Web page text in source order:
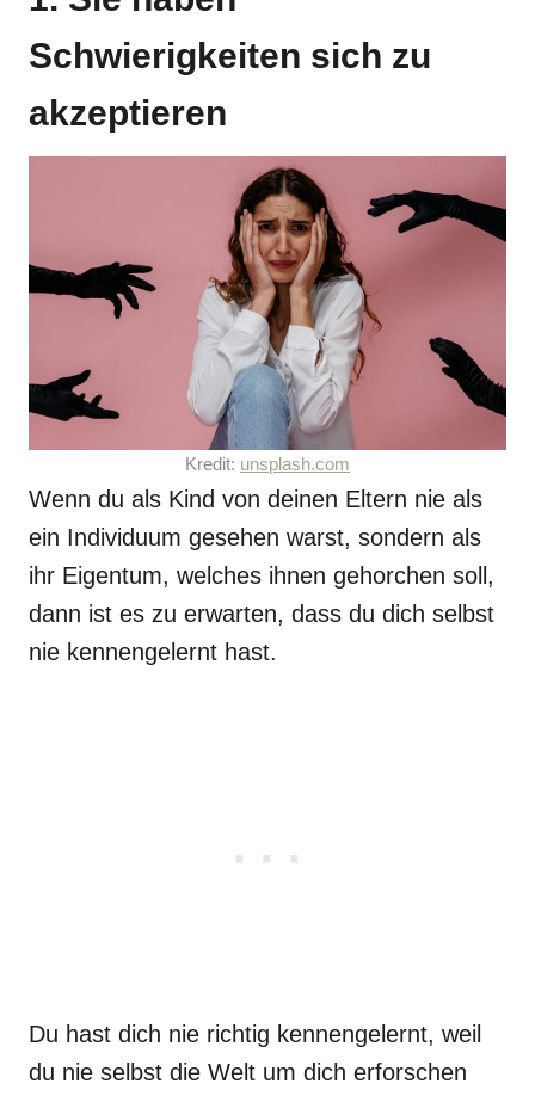
Schwierigkeiten sich zu
akzeptieren
Kredit: unsplash.com
Wenn du als Kind von deinen Eltern nie als
ein Individuum gesehen warst, sondern als
ihr Eigentum, welches ihnen gehorchen soll,
dann ist es zu erwarten, dass du dich selbst
nie kennengelernt hast.
Du hast dich nie richtig kennengelernt, weil
du nie selbst die Welt um dich erforschen